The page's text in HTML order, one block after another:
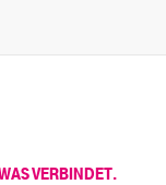
VERBINDET.